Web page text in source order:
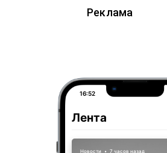
Реклама
16:52
Лента
Новости • 7 часов назад